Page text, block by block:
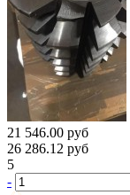
21 546.00 руб
26 286.12 руб
5
-